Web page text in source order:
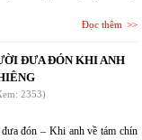
Đọc thêm
ĐƯA ĐÓN KHI ANH
2353)
đón – Khi anh về tám chín